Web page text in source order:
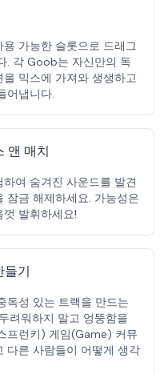
가능한 슬롯으로 드래그
. 각 Goob는 자신만의 독
믹스에 가져와 생생하고
어냅니다.
앤 매치
여 숨겨진 사운드를 발견
잠금 해제하세요. 가능성은
발휘하세요!
들기
독성 있는 트랙을 만드는
려워하지 말고 엉뚱함을
프런키) 게임(Game) 커뮤
다른 사람들이 어떻게 생각